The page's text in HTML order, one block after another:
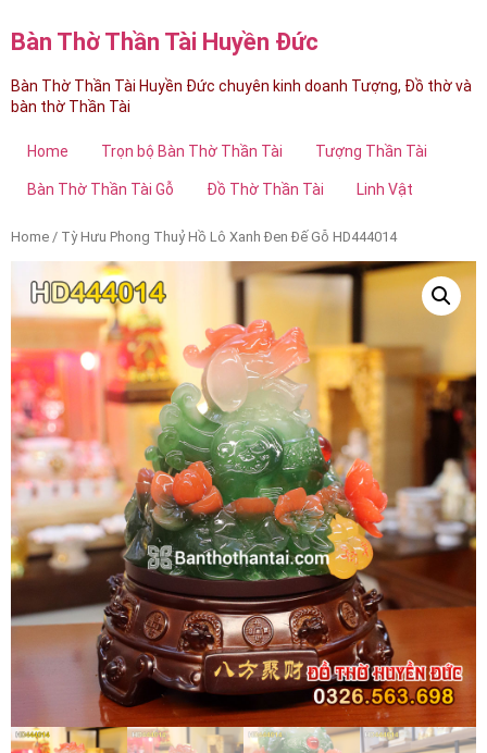
Bàn Thờ Thần Tài Huyền Đức
Bàn Thờ Thần Tài Huyền Đức chuyên kinh doanh Tượng, Đồ thờ và
bàn thờ Thần Tài
Home Trọn bộ Bàn Thờ Thần Tài Tượng Thần Tài
Bàn Thờ Thần Tài Gỗ Đồ Thờ Thần Tài Linh Vật
Home / Tỳ Hưu Phong Thuỷ Hồ Lô Xanh Đen Đế Gỗ HD444014